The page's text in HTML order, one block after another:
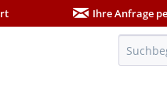
Ihre Anfrage